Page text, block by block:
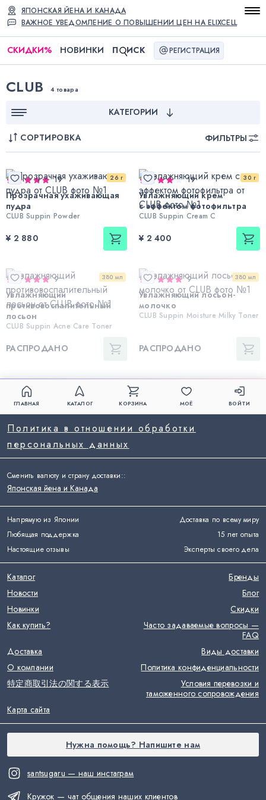
ВАЖНОЕ УВЕДОМЛЕНИЕ О ПОВЫШЕНИИ ЦЕН НА ELIXCELL
ЯПОНСКАЯ ЙЕНА И КАНАДА
СКИДКИ% НОВИНКИ П ИСК РЕГИСТРАЦИЯ
CLUB 4 товара
КАТЕГОРИИ
СОРТИРОВКА ФИЛЬТРЫ
26 г
19
Прозрачная ухаживающая
пудра
CLUB Suppin Powder
¥ 2 880
30 г
19
Увлажняющий крем
с эффектом фотофильтра
CLUB Suppin Cream C
¥ 2 400
380 мл
9
Увлажняющий
противовоспалительный
лосьон
CLUB Suppin Acne Care Toner
РАСПРОДАНО
380 мл
9
Увлажняющий лосьон-
молочко
CLUB Suppin Moisture Milky Toner
РАСПРОДАНО
ГЛАВНАЯ КАТАЛОГ КОРЗИНА МОЁ ВОЙТИ
Напрямую из Японии
Доставка по всему миру
Любящая поддержка
15 лет опыта
Настоящие отзывы
Эксперты своего дела
santsugaru — наш инстаграм
Кружок — чат общения наших клиентов
Политика в отношении обработки
персональных данных
Каталог
Бренды
Новости
Блог
Новинки
Скидки
Как купить?
Часто задаваемые вопросы —
FAQ
Доставка
Виды доставки
О компании
Политика конфиденциальности
特定商取引法の関する表示
Условия перевозки и
таможенного сопровождения
Карта сайта
Сменить валюту и страну доставки::
Японская йена и Канада
Нужна помощь? Напишите нам